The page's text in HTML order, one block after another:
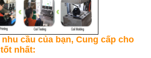
cầu của bạn, Cung cấp cho
nhất: